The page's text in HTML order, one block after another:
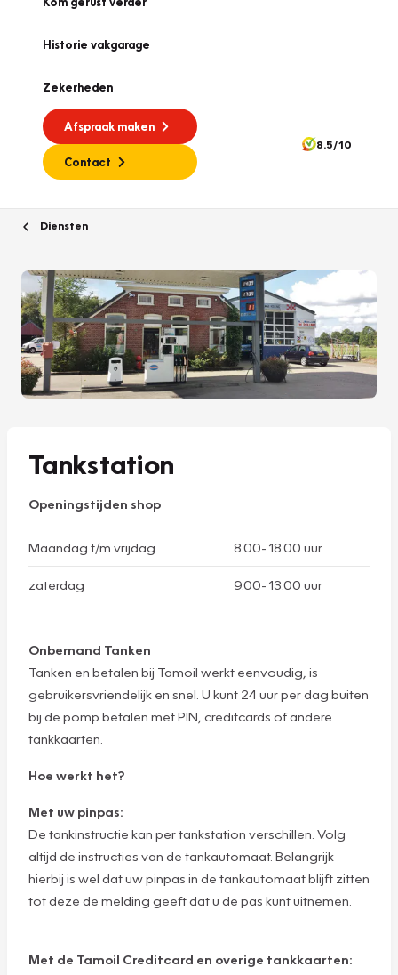
Historie vakgarage
Zekerheden
Afspraak maken
Contact
8.5/10
Diensten
Tankstation
Openingstijden shop
Maandag t/m vrijdag 8.00- 18.00 uur
zaterdag 9.00- 13.00 uur
Onbemand Tanken
Tanken en betalen bij Tamoil werkt eenvoudig, is
gebruikersvriendelijk en snel. U kunt 24 uur per dag buiten
bij de pomp betalen met PIN, creditcards of andere
tankkaarten.
Hoe werkt het?
Met uw pinpas:
De tankinstructie kan per tankstation verschillen. Volg
altijd de instructies van de tankautomaat. Belangrijk
hierbij is wel dat uw pinpas in de tankautomaat blijft zitten
tot deze de melding geeft dat u de pas kunt uitnemen.
Met de Tamoil Creditcard en overige tankkaarten: